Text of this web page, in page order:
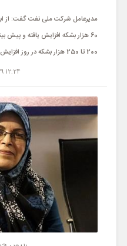
مدیرعامل شرکت ملی نفت گفت: از
60 هزار بشکه افزایش یافته و پیش
200 تا 250 هزار بشکه در روز افزایش تولید برسیم.
12:24 1403/08/29